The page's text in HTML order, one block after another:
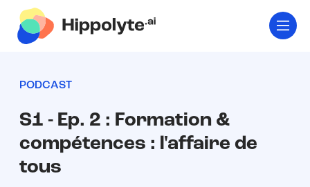
PODCAST
S1 - Ep. 2 : Formation &
compétences : l'affaire de
tous